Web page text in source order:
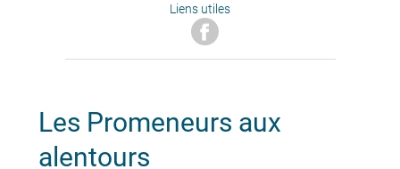
Liens utiles
Les Promeneurs aux
alentours